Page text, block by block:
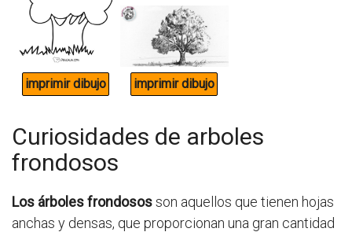
Curiosidades de arboles
frondosos
Los árboles frondososson aquellos que tienen hojas
anchas y densas, que proporcionan una gran cantidad